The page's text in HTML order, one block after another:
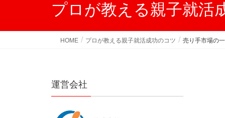
プロが教える親子就活
HOME プロが教える親子就活成功のコツ 売り手市場の
運営会社